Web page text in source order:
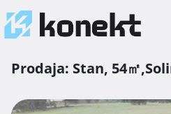
Prodaja: Stan, 54㎡,